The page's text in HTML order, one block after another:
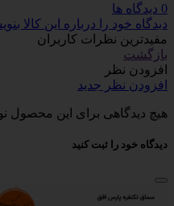
0 دیدگاه ها
دیدگاه خود را درباره این کالا
مفیدترین نظرات کاربران
بازگشت
افزودن نظر
افزودن نظر جدید
هیچ دیدگاهی برای این محصول
دیدگاه خود را ثبت کنید